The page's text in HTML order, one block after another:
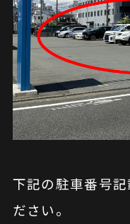
下記の駐車番号
ださい。